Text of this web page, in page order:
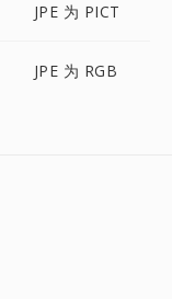
JPE 为 PICT
JPE 为 RGB